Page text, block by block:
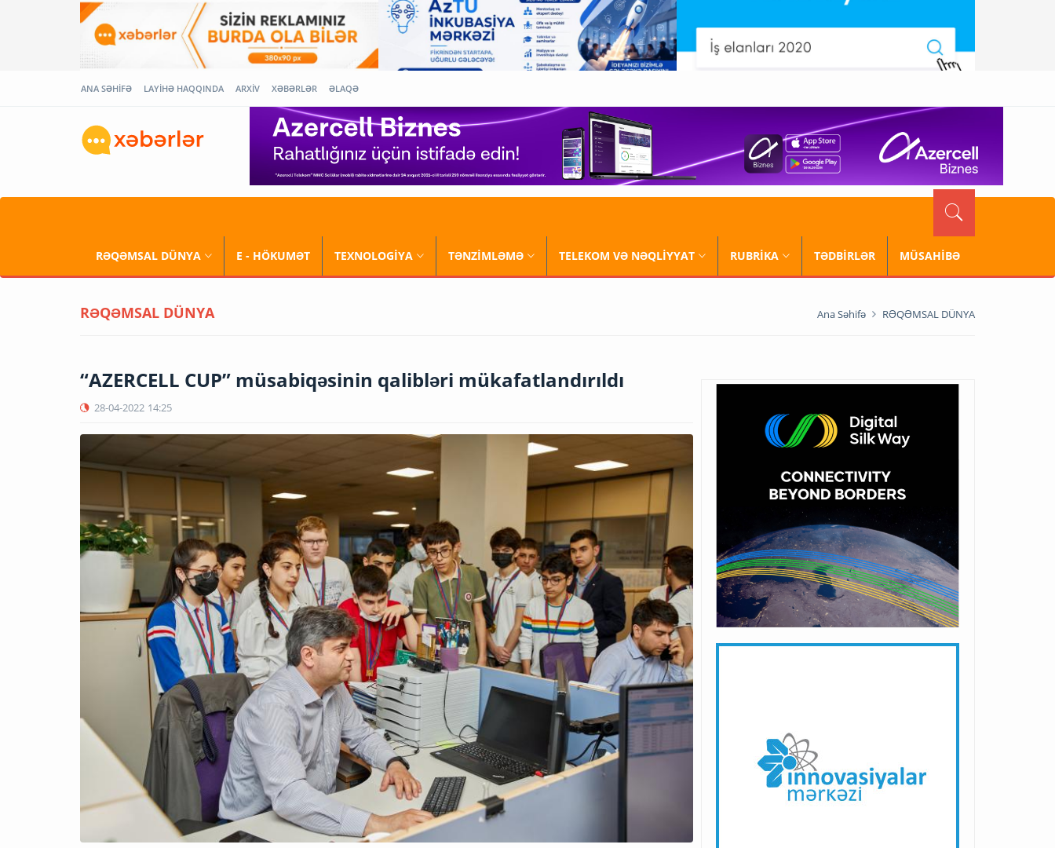
ANA SƏHİFƏ LAYİHƏ HAQQINDA ARXİV XƏBƏRLƏR ƏLAQƏ
RƏQƏMSAL DÜNYA E - HÖKUMƏT TEXNOLOGİYA TƏNZİMLƏMƏ TELEKOM VƏ NƏQLİYYAT RUBRİKA TƏDBİRLƏR MÜSAHİBƏ
RƏQƏMSAL DÜNYA Ana Səhifə RƏQƏMSAL DÜNYA
“AZERCELL CUP” müsabiqəsinin qalibləri mükafatlandırıldı
28-04-2022 14:25